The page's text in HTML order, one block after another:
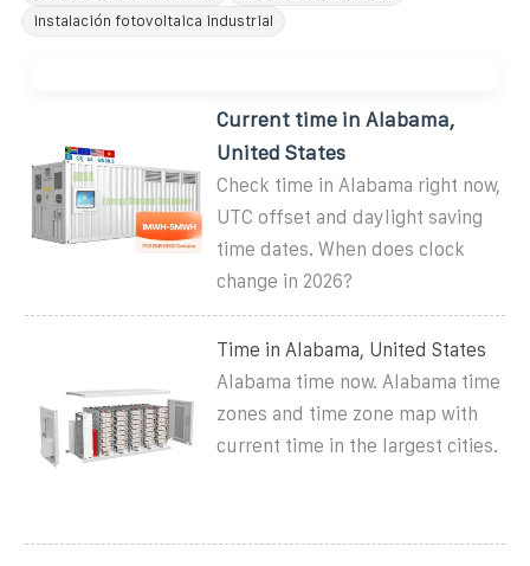
instalación fotovoltaica industrial
Current time in Alabama,
United States
Check time in Alabama right now,
UTC offset and daylight saving
time dates. When does clock
change in 2026?
Time in Alabama, United States
Alabama time now. Alabama time
zones and time zone map with
current time in the largest cities.